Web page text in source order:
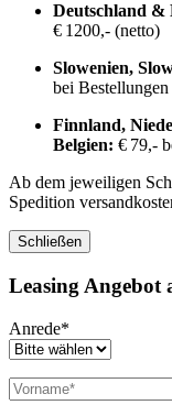
Deutschland &
€ 1200,- (netto)
Slowenien,
bei
Finnland,
Belgien: € 79,-
Ab dem jeweiligen
Spedition
Schließen
Leasing Angebot
Anrede*